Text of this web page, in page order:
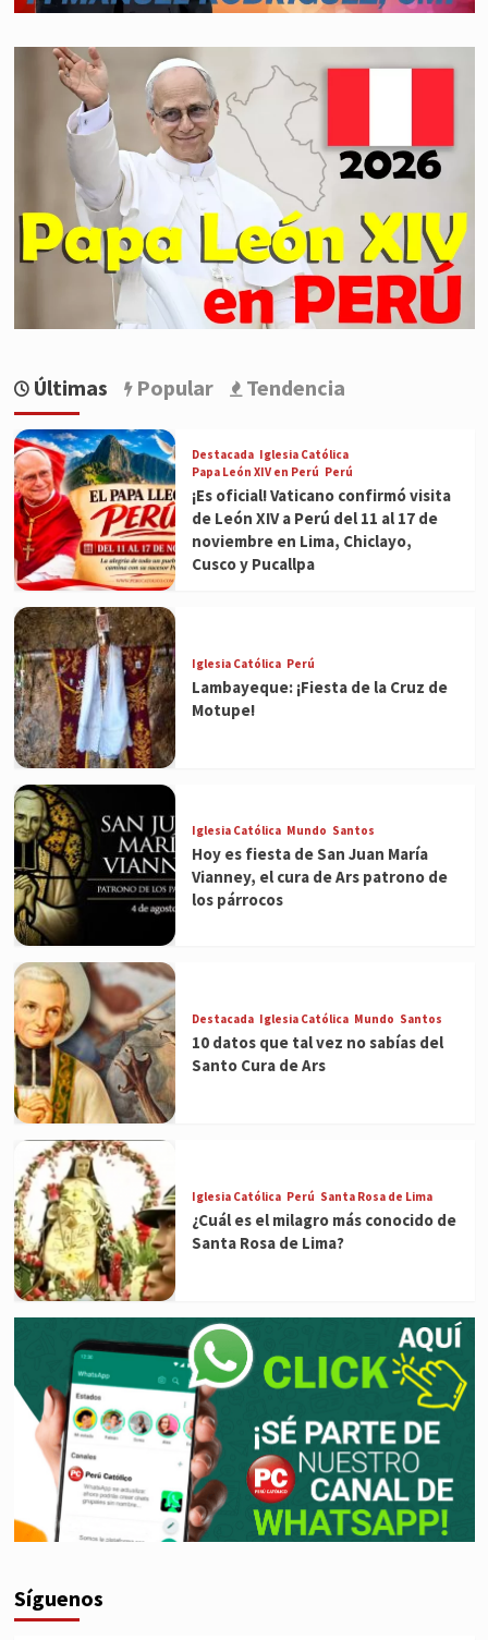
Últimas Popular Tendencia
Destacada Iglesia Católica
Papa León XIV en Perú Perú
¡Es oficial! Vaticano confirmó visita
de León XIV a Perú del 11 al 17 de
noviembre en Lima, Chiclayo,
Cusco y Pucallpa
Iglesia Católica Perú
Lambayeque: ¡Fiesta de la Cruz de
Motupe!
Iglesia Católica Mundo Santos
Hoy es fiesta de San Juan María
Vianney, el cura de Ars patrono de
los párrocos
Destacada Iglesia Católica Mundo Santos
10 datos que tal vez no sabías del
Santo Cura de Ars
Iglesia Católica Perú Santa Rosa de Lima
¿Cuál es el milagro más conocido de
Santa Rosa de Lima?
Síguenos